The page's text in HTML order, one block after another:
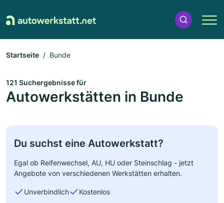
Startseite Bunde
121 Suchergebnisse für
Autowerkstätten in Bunde
Du suchst eine Autowerkstatt?
Egal ob Reifenwechsel, AU, HU oder Steinschlag - jetzt
Angebote von verschiedenen Werkstätten erhalten.
Unverbindlich Kostenlos